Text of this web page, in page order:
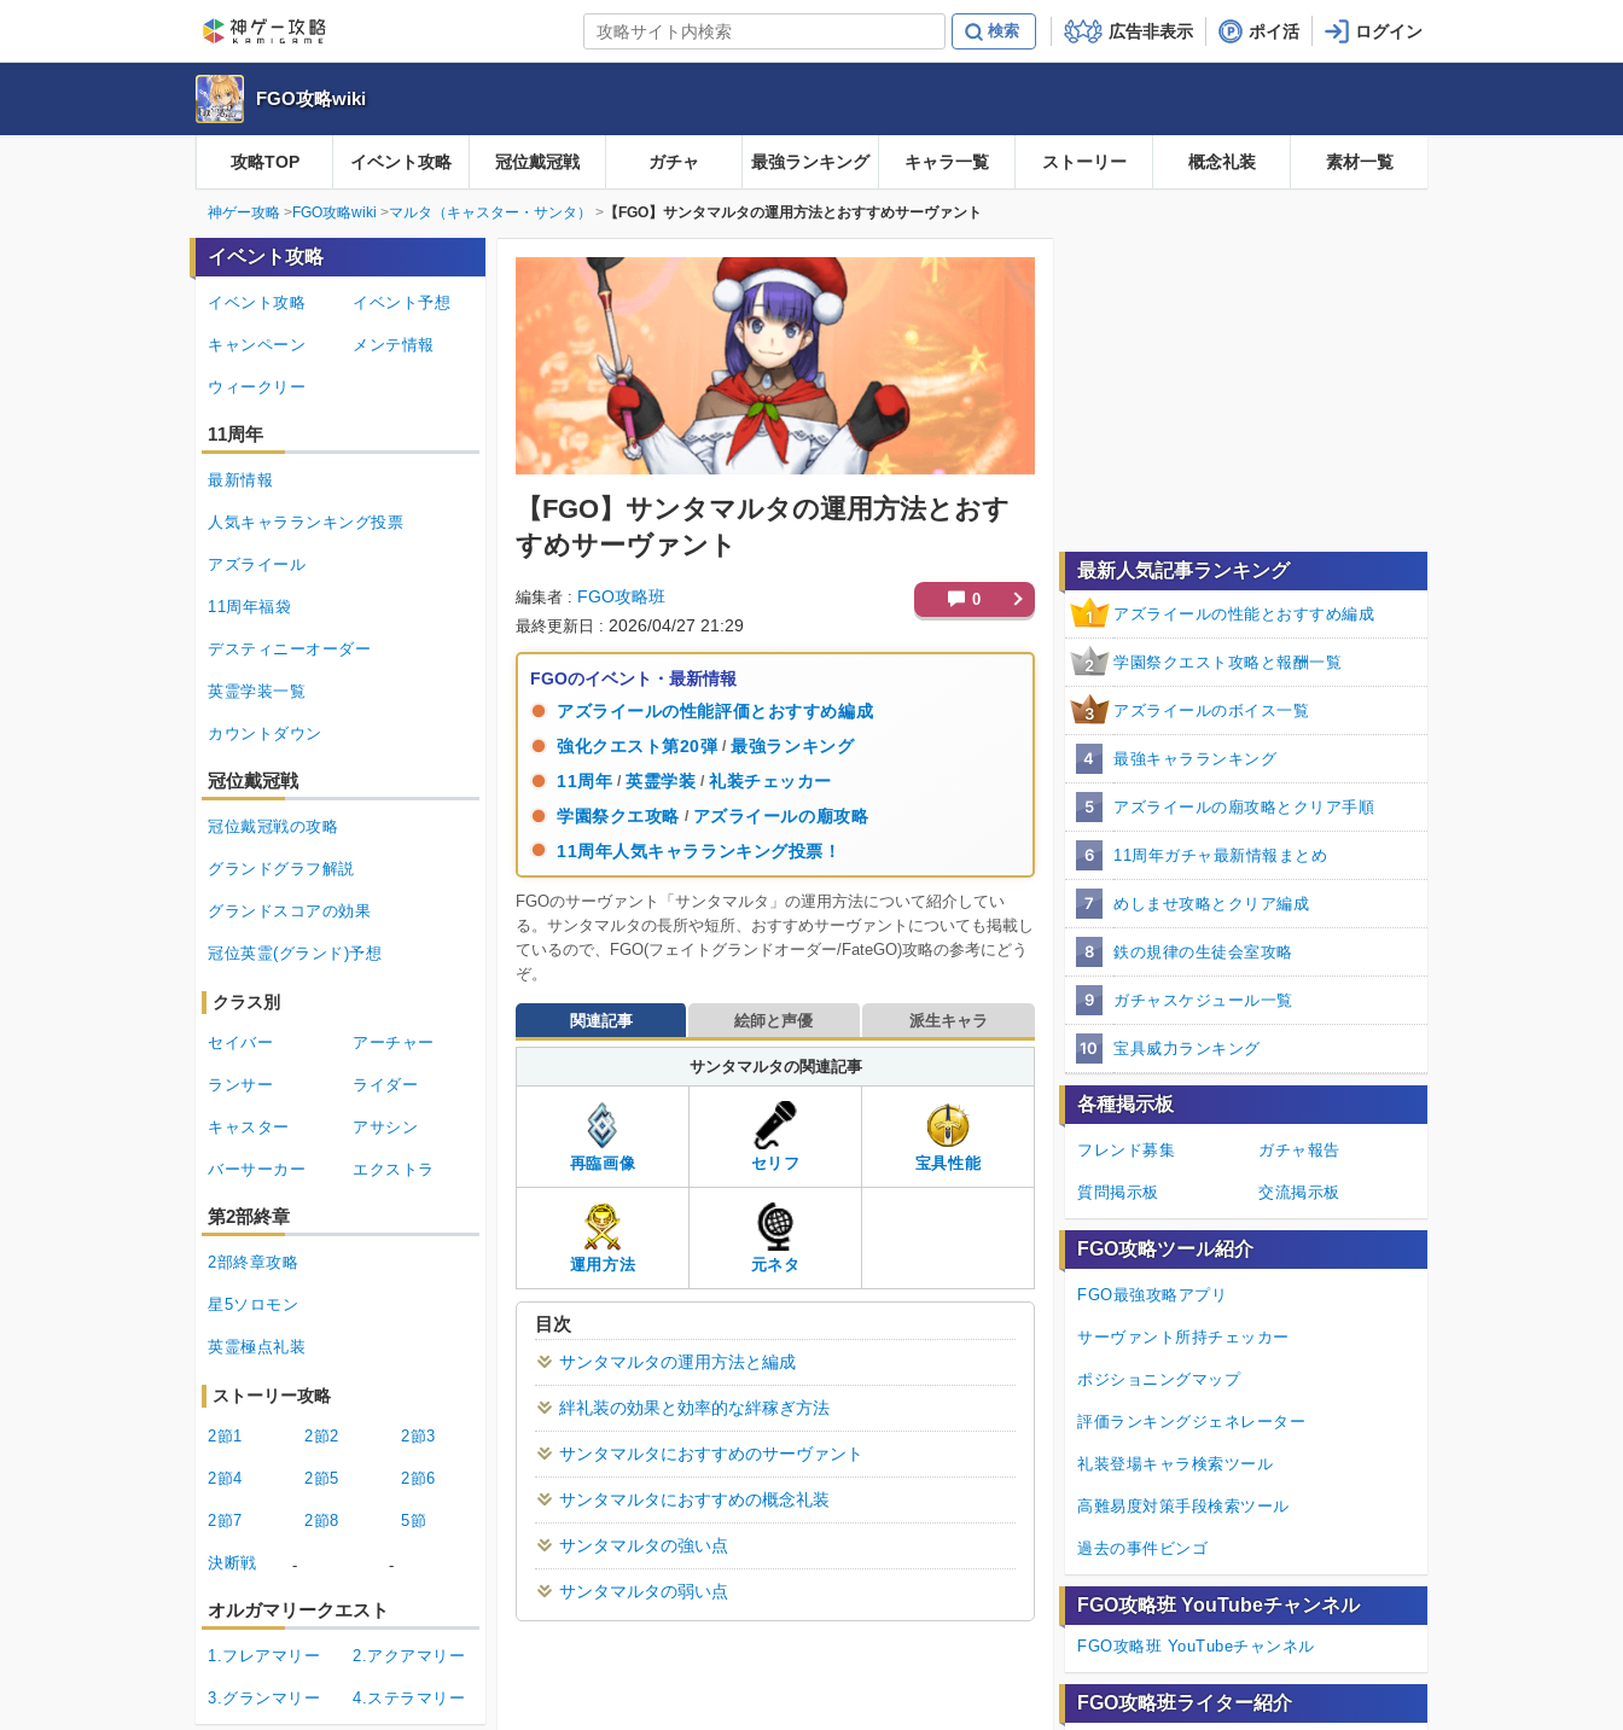
広告非表示 ポイ活
FGO攻略wiki
攻略TOP イベント攻略 冠位戴冠戦 ガチャ 最強ランキング キャラ一覧 ストーリー 概念礼装 素材一覧
神ゲー攻略 FGO攻略wiki マルタ（キャスター・サンタ） 【FGO】サンタマルタの運用方法とおすすめサーヴァント
【FGO】 サンタマルタの運用方法とおす
すめサーヴァント
編集者 FGO攻略班
最終更新日 2026/04/27 21:29
0
FGOのイベント・最新情報
アズライールの性能評価とおすすめ編成
強化クエスト第20弾 / 最強ランキング
11周年 / 英霊学装 / 礼装チェッカー
学園祭クエ攻略 / アズライールの廟攻略
11周年人気キャラランキング投票！
FGOのサーヴァント「サンタマルタ」の運用方法について紹介してい
る。サンタマルタの長所や短所、おすすめサーヴァントについても掲載し
ているので、FGO(フェイトグランドオーダー/FateGO)攻略の参考にどう
ぞ。
関連記事 絵師と声優 派生キャラ
サンタマルタの関連記事
再臨画像 セリフ 宝具性能
運用方法 元ネタ
目次
サンタマルタの運用方法と編成
絆礼装の効果と効率的な絆稼ぎ方法
サンタマルタにおすすめのサーヴァント
サンタマルタにおすすめの概念礼装
サンタマルタの強い点
サンタマルタの弱い点
最新人気記事ランキング
1 アズライールの性能とおすすめ編成
2 学園祭クエスト攻略と報酬一覧
3 アズライールのボイス一覧
4 最強キャラランキング
5 アズライールの廟攻略とクリア手順
6 11周年ガチャ最新情報まとめ
7 めしませ攻略とクリア編成
8 鉄の規律の生徒会室攻略
9 ガチャスケジュール一覧
10 宝具威力ランキング
各種掲示板
フレンド募集 ガチャ報告
質問掲示板 交流掲示板
FGO攻略ツール紹介
FGO最強攻略アプリ
サーヴァント所持チェッカー
ポジショニングマップ
評価ランキングジェネレーター
礼装登場キャラ検索ツール
高難易度対策手段検索ツール
過去の事件ビンゴ
FGO攻略班 YouTubeチャンネル
FGO攻略班 YouTubeチャンネル
FGO攻略班ライター紹介
イベント攻略
イベント攻略 イベント予想
キャンペーン メンテ情報
ウィークリー
11周年
最新情報
人気キャラランキング投票
アズライール
11周年福袋
デスティニーオーダー
英霊学装一覧
カウントダウン
冠位戴冠戦
冠位戴冠戦の攻略
グランドグラフ解説
グランドスコアの効果
冠位英霊(グランド)予想
クラス別
セイバー アーチャー
ランサー ライダー
キャスター アサシン
バーサーカー エクストラ
第2部終章
2部終章攻略
星5ソロモン
英霊極点礼装
ストーリー攻略
2節1 2節2 2節3
2節4 2節5 2節6
2節7 2節8 5節
決断戦 - -
オルガマリークエスト
1.フレアマリー 2.アクアマリー
3.グランマリー 4.ステラマリー